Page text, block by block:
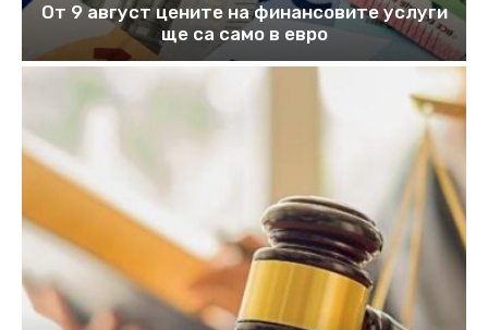
От 9 август цените на финансовите услуги
ще са само в евро